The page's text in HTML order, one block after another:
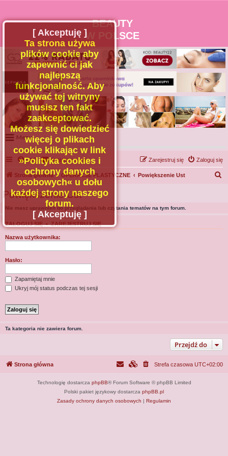
BEAUTY
W POLSCE
Menu
Portal
Facebook
Regulamin
Zapytaj administratora
Kontakt
FAQ Kontakt z nami Zaloguj się
Zarejestruj się
Strona główna OPERACJE PLASTYCZNE Powiększenie Ust
Powiększenie Ust
Nie masz uprawnień do przeglądania lub czytania tematów na tym forum.
ZALOGUJ SIĘ•ZAREJESTRUJ SIĘ
Nazwa użytkownika:
Hasło:
Zapamiętaj mnie
Ukryj mój status podczas tej sesji
Ta kategoria nie zawiera forum.
Przejdź do
[ Akceptuję ]
Ta strona używa
plików cookie aby
zapewnić ci jak
najlepszą
funkcjonalność. Aby
używać tej witryny
musisz ten fakt
zaakceptować.
Możesz się dowiedzieć
więcej o plikach
cookie klikając w link
»Polityka cookies i
ochrony danych
osobowych« u dołu
każdej strony naszego
forum.
[ Akceptuję ]
Strona główna Strefa czasowa UTC+02:00
Technologię dostarcza phpBB® Forum Software © phpBB Limited
Polski pakiet językowy dostarcza phpBB.pl
Zasady ochrony danych osobowych | Regulamin